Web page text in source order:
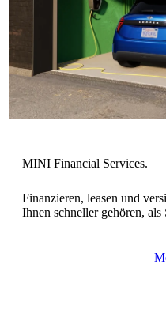
Finanzieren, leasen und
Ihnen schneller gehören, als